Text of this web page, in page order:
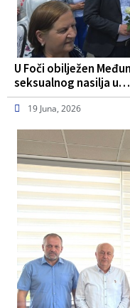
U Foči obilježen
seksualnog nasilja u…
19 Juna, 2026